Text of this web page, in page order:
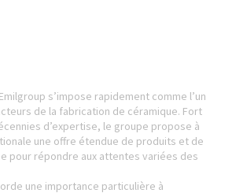
s’impose rapidement comme l’un
de la fabrication de céramique. Fort
d’expertise, le groupe propose à
une offre étendue de produits et de
pour répondre aux attentes variées des
une importance particulière à